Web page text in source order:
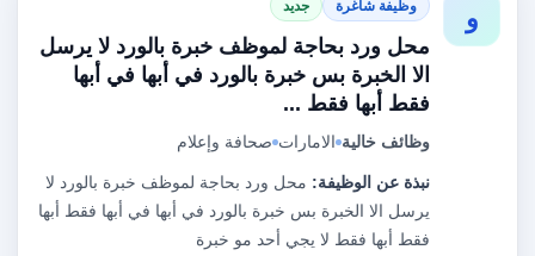
و وظيفة شاغرة جديد
محل ورد بحاجة لموظف خبرة بالورد لا يرسل
الا الخبرة بس خبرة بالورد في أبها في أبها
فقط أبها فقط ...
وظائف خالية الامارات صحافة وإعلام
نبذة عن الوظيفة: محل ورد بحاجة لموظف خبرة بالورد لا
يرسل الا الخبرة بس خبرة بالورد في أبها في أبها فقط أبها
فقط أبها فقط لا يجي أحد مو خبرة